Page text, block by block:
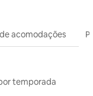
acomodações
temporada